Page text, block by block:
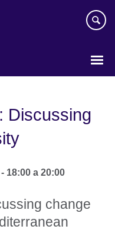
Discussing
18:00 a20:00
change